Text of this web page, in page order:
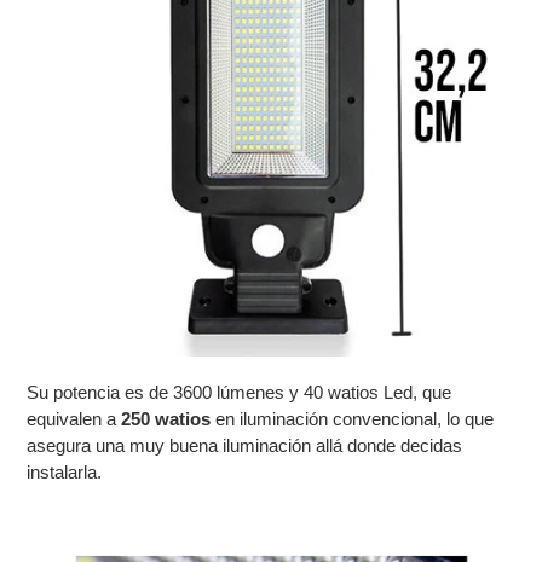
Su potencia es de 3600 lúmenes y 40 watios Led, que
equivalen a 250 watios en iluminación convencional, lo que
asegura una muy buena iluminación allá donde decidas
instalarla.